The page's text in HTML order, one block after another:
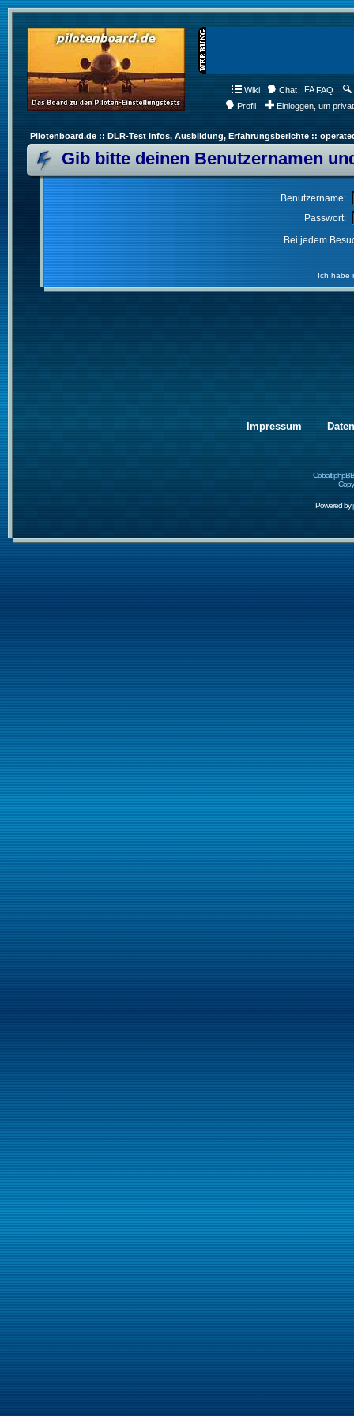
Wiki Chat FAQ
Profil
Einloggen, um
Pilotenboard.de :: DLR-Test Infos, Ausbildung, Erfahrungsberichte ::
Gib bitte deinen Benutzernamen
Benutzername:
Passwort:
Bei jedem
Ich habe
Impressum
Cobalt
Powered by